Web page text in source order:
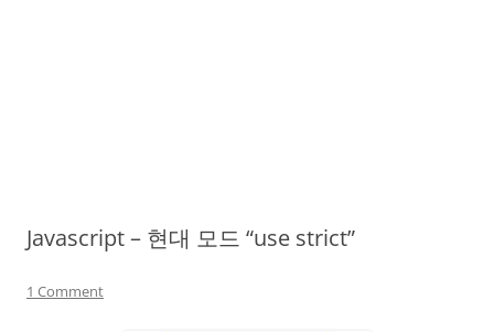
Javascript – 현대 모드 “use strict”
1 Comment